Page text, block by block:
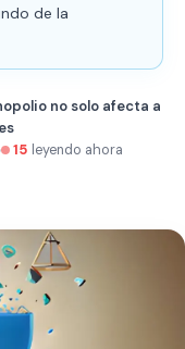
de la
no solo afecta a
15 leyendo ahora